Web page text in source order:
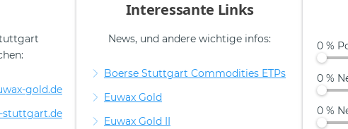
gold.de
stuttgart.de
Interessante Links
News, und andere wichtige infos:
Boerse Stuttgart Commodities ETPs
Euwax Gold
Euwax Gold II
0 %
0 %
0 %